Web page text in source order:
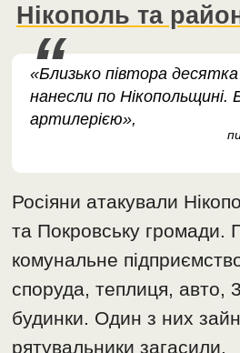
Нікополь та
«Близько півтора
нанесли по
артилерією»,
Росіяни атакували
та Покровську громади.
комунальне
споруда, теплиця, авто,
будинки. Один з них
рятувальники загасили.